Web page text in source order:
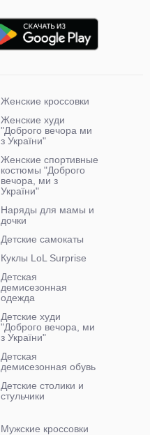
Женские кроссовки
Женские худи
"Доброго вечора ми
з України"
Женские спортивные
костюмы "Доброго
вечора, ми з
України"
Наряды для мамы и
дочки
Детские самокаты
Куклы LoL Surprise
Детская
демисезонная
одежда
Детские худи
"Доброго вечора, ми
з України"
Детская
демисезонная обувь
Детские столики и
стульчики
Мужские кроссовки